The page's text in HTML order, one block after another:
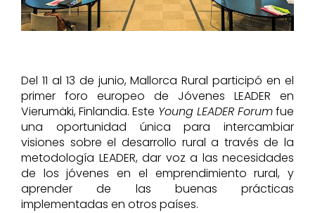
Del 11 al 13 de junio, Mallorca Rural participó en el
primer foro europeo de Jóvenes LEADER en
Vierumäki, Finlandia. Este Young LEADER Forumfue
una oportunidad única para intercambiar
visiones sobre el desarrollo rural a través de la
metodología LEADER, dar voz a las necesidades
de los jóvenes en el emprendimiento rural, y
aprender de las buenas prácticas
implementadas en otros países.